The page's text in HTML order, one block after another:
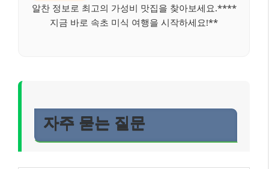
알찬 정보로 최고의 가성비 맛집을 찾아보세요.****
지금 바로 속초 미식 여행을 시작하세요!**
자주 묻는 질문